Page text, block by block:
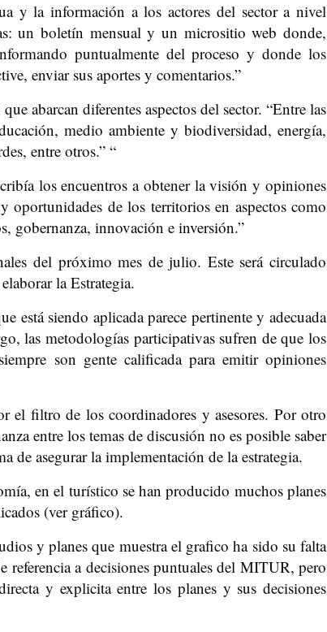
y la información a los actores del sector a nivel
un boletín mensual y un micrositio web donde,
puntualmente del proceso y donde los
enviar sus aportes y comentarios.”
abarcan diferentes aspectos del sector. “Entre las
medio ambiente y biodiversidad, energía,
entre otros.” “
los encuentros a obtener la visión y opiniones
oportunidades de los territorios en aspectos como
gobernanza, innovación e inversión.”
del próximo mes de julio. Este será circulado
la Estrategia.
está siendo aplicada parece pertinente y adecuada
las metodologías participativas sufren de que los
son gente calificada para emitir opiniones
el filtro de los coordinadores y asesores. Por otro
entre los temas de discusión no es posible saber
de asegurar la implementación de la estrategia.
en el turístico se han producido muchos planes
(ver gráfico).
y planes que muestra el grafico ha sido su falta
a decisiones puntuales del MITUR, pero
y explicita entre los planes y sus decisiones